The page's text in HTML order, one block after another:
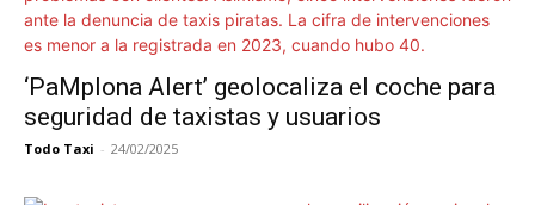
‘PaMplona Alert’ geolocaliza el coche para
seguridad de taxistas y usuarios
Todo Taxi - 24/02/2025